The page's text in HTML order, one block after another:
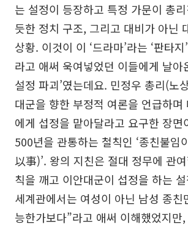
는 설정이 등장하고 특정 가문이 총
듯한 정치 구조, 그리고 대비가 아닌
상황. 이것이 이 ‘드라마’라는 ‘판타
라고 애써 욱여넣었던 이들에게 날아
설정 파괴’였는데요. 민정우 총리(노
대군을 향한 부정적 여론을 언급하며
에게 섭정을 맡아달라고 요구한 장면
500년을 관통하는 철칙인 ‘종친불임
以事)’. 왕의 지친은 절대 정무에 관
칙을 깨고 이안대군이 섭정을 하는
세계관에서는 여성이 아닌 남성 종친
능한가보다”라고 애써 이해했었지만